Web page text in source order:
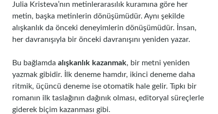
Julia Kristeva’nın metinlerarasılık kuramına göre her
metin, başka metinlerin dönüşümüdür. Aynı şekilde
alışkanlık da önceki deneyimlerin dönüşümüdür. İnsan,
her davranışıyla bir önceki davranışını yeniden yazar.
Bu bağlamda alışkanlık kazanmak, bir metni yeniden
yazmak gibidir. İlk deneme hamdır, ikinci deneme daha
ritmik, üçüncü deneme ise otomatik hale gelir. Tıpkı bir
romanın ilk taslağının dağınık olması, editoryal süreçlerle
giderek biçim kazanması gibi.